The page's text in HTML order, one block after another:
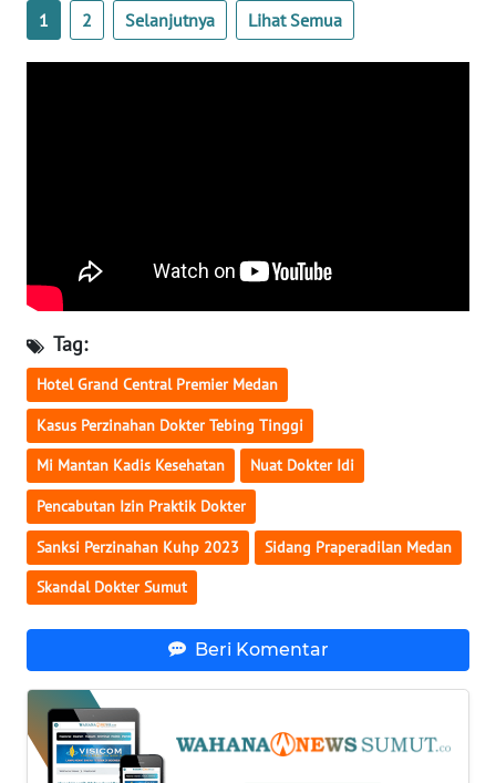
1 2 Selanjutnya Lihat Semua
Tag:
Hotel Grand Central Premier Medan
Kasus Perzinahan Dokter Tebing Tinggi
Mi Mantan Kadis Kesehatan Nuat Dokter Idi
Pencabutan Izin Praktik Dokter
Sanksi Perzinahan Kuhp 2023 Sidang Praperadilan Medan
Skandal Dokter Sumut
Beri Komentar
WN
KALBAR
KALSEL
WN
KALTIM
WN
SULSEL
WN
GORONTALO
WN
SULUT
MALUKU
WN
MALUT